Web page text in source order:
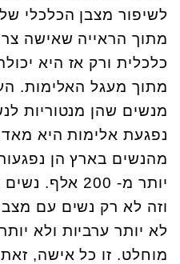
לשיפור מצבן הכלכלי
מתוך הראייה שאישה
כלכלית ורק אז היא
מתוך מעגל האלימות.
מנשים שהן מנטוריות
מהנשים בארץ הן
יותר מ- 200
וזה לא רק נשים עם מצב
לא יותר ערביות ולא
מוחלט. זו כל אישה,